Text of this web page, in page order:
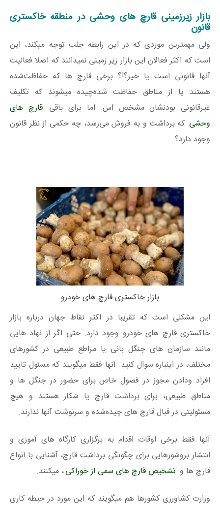
بازار زیرزمینی قارچ های وحشی در منطقه خاکستری
قانون
ولی مهمترین موردی که در این رابطه جلب توجه میکند، این
است که اکثر فعالان این بازار زیر زمینی نمیدانند که اصلا فعالیت
آنها قانونی است یا خیر؟!؟ برخی قارچ ها که حفاظت‌شده
هستند یا از مناطق حفاظت شده‌چیده میشوند که تکلیف
غیرقانونی بودنشان مشخص اس. اما برای باقی قارچ های
وحشی که برداشت و به فروش می‌رسد، چه حکمی از نظر قانون
وجود دارد؟
بازار خاکستری قارچ های خودرو
این مشکلی است که تقریبا در اکثر نقاط جهان درباره بازار
خاکستری قارچ های خودرو وجود دارد. حتی اگر از نهاد هایی
مانند سازمان های جنگل بانی یا مراطع طبیعی در کشورهای
مختلف، در اینباره سوال کنید. آنها فقط میگویند که مسئول تایید
افراد ودادن مجوز در فصول خاص برای حضور در جنگل ها و
مناطق طبیعی، برای برداشت قارچ یا شکار هستند و هیچ
مسئولیتی در قبال قارچ های چیده‌شده و سرنوشت آنها ندارند.
آنها فقط برخی اوقات اقدام به برگزاری کارگاه های آموزی و
انتشار بروشورهایی برای چگونگی برداشت قارچ، آشنایی با انواع
قارچ ها و تشخیص قارچ های سمی از خوراکی، میکنند.
وزارت کشاورزی کشورها هم میگویند که این مورد در حیطه کاری